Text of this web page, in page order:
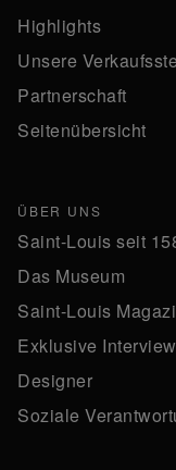
Highlights
Unsere
Partnerschaft
Seitenübersicht
ÜBER UNS
Saint-Louis seit
Das Museum
Saint-Louis
Exklusive
Designer
Soziale